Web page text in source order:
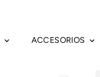
ACCESORIOS